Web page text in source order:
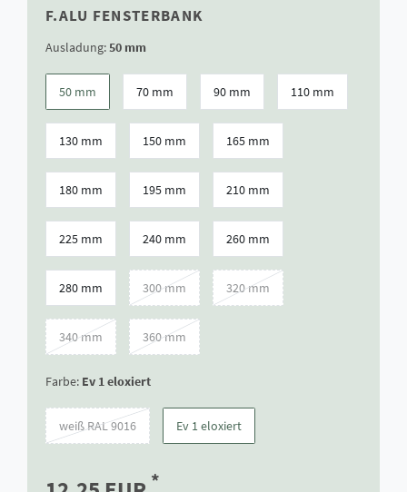
ALU FENSTERBANK
Ausladung:50 mm
50 mm 70 mm 90 mm 110 mm
130 mm 150 mm 165 mm
180 mm 195 mm 210 mm
225 mm 240 mm 260 mm
280 mm 300 mm 320 mm
340 mm 360 mm
Farbe: Ev 1 eloxiert
weiß RAL 9016 Ev 1 eloxiert
*